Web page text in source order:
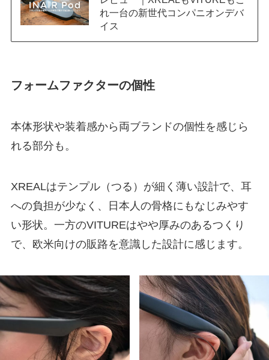
れ一台の新世代コンパニオンデバ
イス
フォームファクターの個性
本体形状や装着感から両ブランドの個性を感じら
れる部分も。
XREALはテンプル（つる）が細く薄い設計で、耳
への負担が少なく、日本人の骨格にもなじみやす
い形状。一方のVITUREはやや厚みのあるつくり
で、欧米向けの販路を意識した設計に感じます。